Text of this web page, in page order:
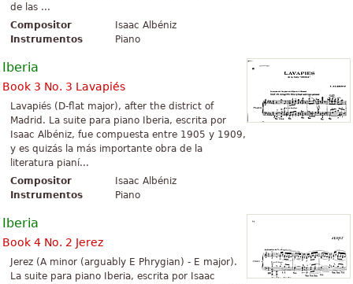
de las ...
Compositor
Isaac Albéniz
Instrumentos
Piano
Iberia
Book 3 No. 3 Lavapiés
Lavapiés (D-flat major), after the district of
Madrid. La suite para piano Iberia, escrita por
Isaac Albéniz, fue compuesta entre 1905 y 1909,
y es quizás la más importante obra de la
literatura pianí...
Compositor
Isaac Albéniz
Instrumentos
Piano
Iberia
Book 4 No. 2 Jerez
Jerez (A minor (arguably E Phrygian) - E major).
La suite para piano Iberia, escrita por Isaac